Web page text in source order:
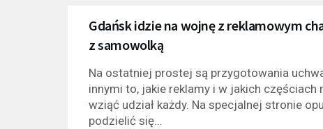
Gdańsk idzie na wojnę z reklamowym
z samowolką
Na ostatniej prostej są przygotowania
innymi to, jakie reklamy i w jakich
wziąć udział każdy. Na specjalnej stronie
podzielić się...